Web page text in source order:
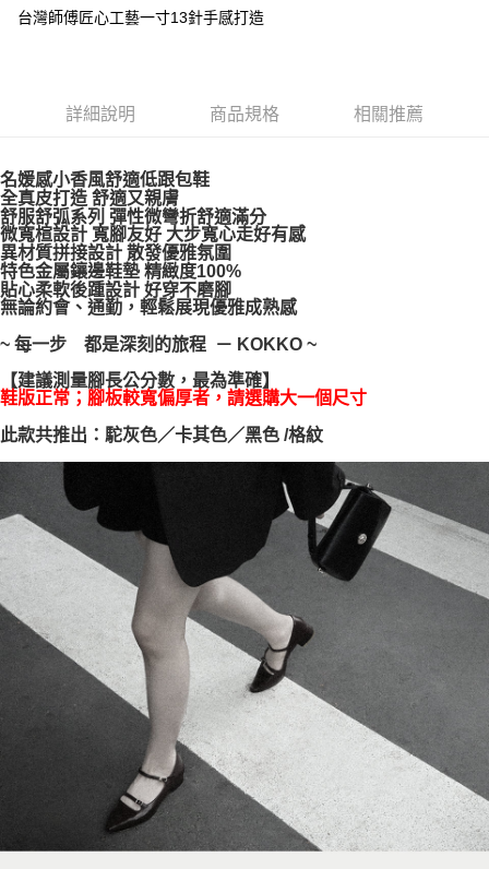
相關說明
２．便利：只要手機號碼，簡訊認證，即可結帳。
【「AFTEE先享後付」結帳流程】
１．於結帳方式選擇「AFTEE先享後付」後，將跳轉至「AFTEE先享後付」
結帳頁面，進行簡訊認證並確認金額後，即可完成結帳。
２．訂單成立數日內，您將收到繳費通知簡訊。
３．收到繳費通知簡訊後14天內，點擊此簡訊中的連結，可透過四大超商／
ATM／網路銀行／等多元方式進行付款，方視為交易完成。
※ 請注意：結帳手續完成當下不需立刻繳費，但若您需要取消訂單，請聯絡
購買商品的店家。未經商家同意取消之訂單仍視為有效，需透過AFTEE先享
※ 交易是否成功請以「AFTEE先享後付 」之結帳頁面顯示為準，若有關於
是否繳費成功／繳費後需取消欲退款等相關疑問，請聯繫「AFTEE先享後付
客戶支援中心」https://netprotections.freshdesk.com/support/home
【注意事項】
１．透過由恩沛科技股份有限公司提供之「AFTEE先享後付」服務完成之交
易，需依本服務之必要範圍內提供個人資料，並將交易相關給付款項請求債
權轉讓予恩沛科技股份有限公司。
２．關於個人資料處理事宜，請瀏覽以下網址：
https://aftee.tw/terms/#terms3
３．未成年的使用者請事先徵得法定代理人或監護人之同意方可使用
「AFTEE先享後付」，若未經同意申辦者引起之損失，本公司不負相關責
任。
４．使用「AFTEE先享後付」時，將依據個別帳號之用戶狀況，依本公司即
時審查核予不同之上限額度；若仍有額度不足之情形，本公司將視審查結果
請求用戶進行身份認證。
５．嚴禁一人註冊多個帳號或使用他人資訊註冊。若發現惡意使用之情形，
恩沛科技股份有限公司將有權停止該用戶之使用額度並採取法律行動。
運送方式
每筆NT$100，滿NT$999(含以上)免運費
台灣師傅匠心工藝一寸13針手感打造
詳細說明 商品規格 相關推薦
名媛感小香風舒適低跟包鞋
全真皮打造 舒適又親膚
舒服舒弧系列 彈性微彎折舒適滿分
微寬楦設計 寬腳友好 大步寬心走好有感
異材質拼接設計 散發優雅氛圍
特色金屬鑲邊鞋墊 精緻度100%
貼心柔軟後踵設計 好穿不磨腳
無論約會、通勤，輕鬆展現優雅成熟感
~ 每一步 都是深刻的旅程 － KOKKO ~
【建議測量腳長公分數，最為準確】
鞋版正常；腳板較寬偏厚者，請選購大一個尺寸
此款共推出：駝灰色／卡其色／黑色 /格紋